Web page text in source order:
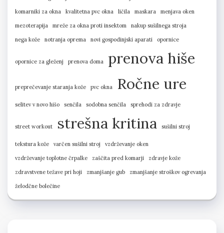
komarniki za okna
kvalitetna pvc okna ličila maskara
menjava oken
mezoterapija
mreže za okna proti insektom
nakup sušilnega stroja
nega kože
notranja oprema novi gospodinjski aparati opornice
opornice za gleženj prenova doma prenova hiše
preprečevanje staranja kože pvc okna Ročne ure
selitev v novo hišo senčila sodobna senčila sprehodi za zdravje
street workout strešna kritina sušilni stroj
tekstura kože varčen sušilni stroj
vzdrževanje oken
vzdrževanje toplotne črpalke
zaščita pred komarji
zdravje kože
zdravstvene težave pri hoji
zmanjšanje gub
zmanjšanje stroškov ogrevanja
želodčne bolečine